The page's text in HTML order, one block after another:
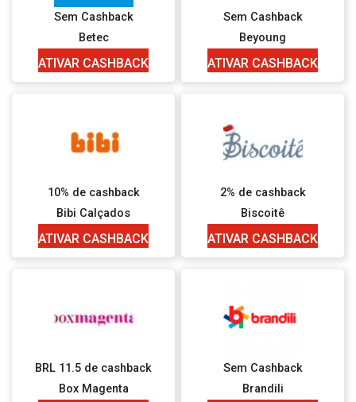
Sem Cashback
Betec
ATIVAR CASHBACK
Sem Cashback
Beyoung
ATIVAR CASHBACK
10% de cashback
Bibi Calçados
ATIVAR CASHBACK
2% de cashback
Biscoitê
ATIVAR CASHBACK
BRL 11.5 de cashback
Box Magenta
Sem Cashback
Brandili